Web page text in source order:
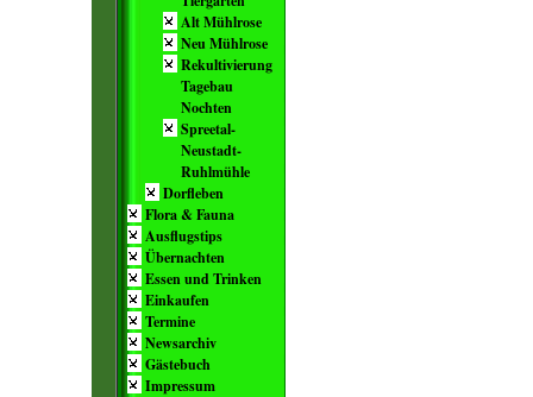
Alt Mühlrose
Neu Mühlrose
Rekultivierung
Tagebau
Nochten
Spreetal-
Neustadt-
Ruhlmühle
Dorfleben
Flora & Fauna
Ausflugstips
Übernachten
Essen und Trinken
Einkaufen
Termine
Newsarchiv
Gästebuch
Impressum